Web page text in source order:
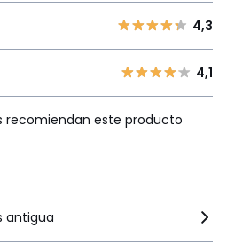
4,3
4,1
recomiendan este producto
4,3
4,1
recomiendan este producto
antigua